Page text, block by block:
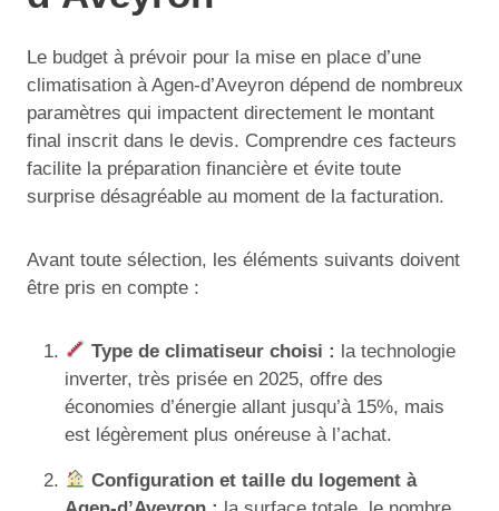
Le budget à prévoir pour la mise en place d’une
climatisation à Agen-d’Aveyron dépend de nombreux
paramètres qui impactent directement le montant
final inscrit dans le devis. Comprendre ces facteurs
facilite la préparation financière et évite toute
surprise désagréable au moment de la facturation.
Avant toute sélection, les éléments suivants doivent
être pris en compte :
Type de climatiseur choisi : la technologie
inverter, très prisée en 2025, offre des
économies d’énergie allant jusqu’à 15%, mais
est légèrement plus onéreuse à l’achat.
Configuration et taille du logement à